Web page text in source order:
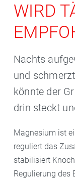
WIRD
Nachts
und
könnte der
drin steckt
Magnesium ist
reguliert das
stabilisiert
Regulierung des